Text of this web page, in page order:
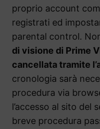
proprio account
registrati ed
parental control.
di visione di Prime
cancellata tramite
cronologia sarà
procedura via
l’accesso al sito del
breve procedura